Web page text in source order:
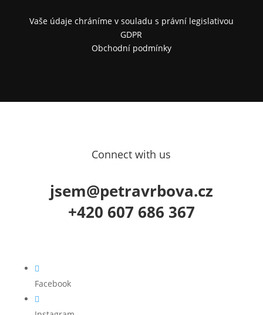
Vaše údaje chráníme v souladu s právní legislativou
GDPR
Obchodní podmínky
Connect with us
jsem@petravrbova.cz
+420 607 686 367

Facebook
